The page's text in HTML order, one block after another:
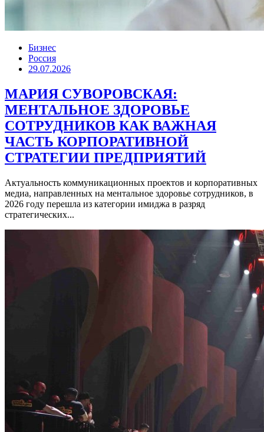
Бизнес
Россия
29.07.2026
МАРИЯ СУВОРОВСКАЯ:
МЕНТАЛЬНОЕ ЗДОРОВЬЕ
СОТРУДНИКОВ КАК ВАЖНАЯ
ЧАСТЬ КОРПОРАТИВНОЙ
СТРАТЕГИИ ПРЕДПРИЯТИЙ
Актуальность коммуникационных проектов и корпоративных
медиа, направленных на ментальное здоровье сотрудников, в
2026 году перешла из категории имиджа в разряд
стратегических...